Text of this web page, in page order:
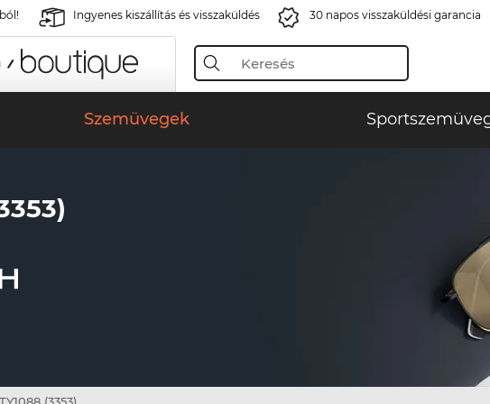
Ingyenes kiszállítás és visszaküldés 30 napos visszaküldési garancia
Szemüvegek